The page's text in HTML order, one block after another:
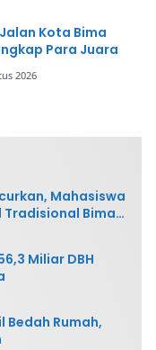
Kota Bima
Para Juara
2026
Mahasiswa
Tradisional Bima
Miliar DBH
Bedah Rumah,